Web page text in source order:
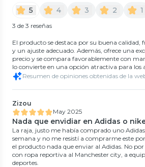
5 4 3 2 1
3 de 3 reseñas
El producto se destaca por su buena calidad,
y un ajuste adecuado. Además, ofrece una
precio y se compara favorablemente con
lo convierte en una opción atractiva para los
Resumen de opiniones obtenidas de la
Zizou
May 2025
Nada que envidiar en Adidas o
La raja, justo me había comprado uno
semana y no me resistí a comprarme este
el producto nada que enviar al Adidas. No
con ropa reportiva al Manchester city, a
deportes.